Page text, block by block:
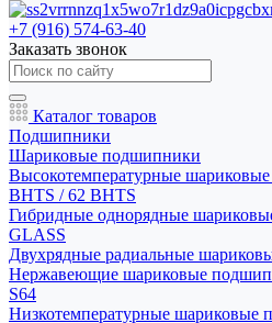
+7 (916) 574-63-40
Заказать звонок
Каталог товаров
Подшипники
Шариковые подшипники
Высокотемпературные
BHTS / 62 BHTS
Гибридные однорядные
GLASS
Двухрядные радиальные
Нержавеющие шариковые
S64
Низкотемпературные шариковые